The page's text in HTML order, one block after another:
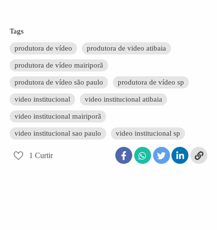
Tags
produtora de vídeo produtora de video atibaia
produtora de vídeo mairiporã
produtora de vídeo são paulo produtora de vídeo sp
video institucional video institucional atibaia
video institucional mairiporã
video institucional sao paulo video institucional sp
1 Curtir